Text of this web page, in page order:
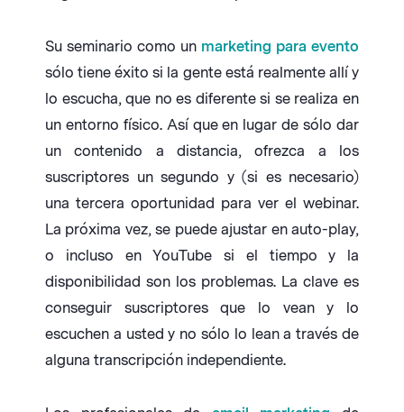
Su seminario como un marketing para evento
sólo tiene éxito si la gente está realmente allí y
lo escucha, que no es diferente si se realiza en
un entorno físico. Así que en lugar de sólo dar
un contenido a distancia, ofrezca a los
suscriptores un segundo y (si es necesario)
una tercera oportunidad para ver el webinar.
La próxima vez, se puede ajustar en auto-play,
o incluso en YouTube si el tiempo y la
disponibilidad son los problemas. La clave es
conseguir suscriptores que lo vean y lo
escuchen a usted y no sólo lo lean a través de
alguna transcripción independiente.